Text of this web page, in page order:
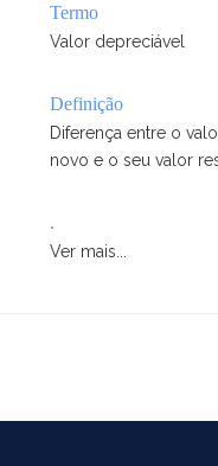
Termo
Valor depreciável
Definição
Diferença entre o
novo e o seu valor
.
Ver mais...